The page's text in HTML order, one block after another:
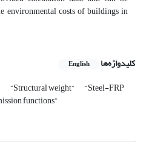
environmental costs of buildings in
کلیدواژه‌ها English
“Structural weight” “Steel-FRP
functions”